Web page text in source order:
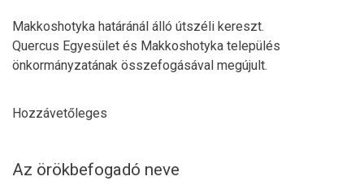
Makkoshotyka határánál álló útszéli kereszt.
Quercus Egyesület és Makkoshotyka település
önkormányzatának összefogásával megújult.
Hozzávetőleges
Az örökbefogadó neve